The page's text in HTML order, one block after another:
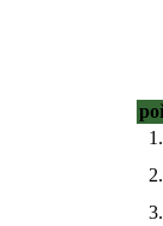
1.
2.
3.